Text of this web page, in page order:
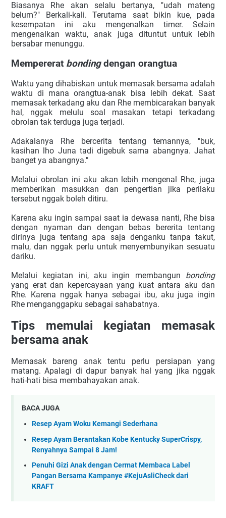
Biasanya Rhe akan selalu bertanya, "udah mateng
belum?" Berkali-kali. Terutama saat bikin kue, pada
kesempatan ini aku mengenalkan timer. Selain
mengenalkan waktu, anak juga dituntut untuk lebih
bersabar menunggu.
Mempererat bonding dengan orangtua
Waktu yang dihabiskan untuk memasak bersama adalah
waktu di mana orangtua-anak bisa lebih dekat. Saat
memasak terkadang aku dan Rhe membicarakan banyak
hal, nggak melulu soal masakan tetapi terkadang
obrolan tak terduga juga terjadi.
Adakalanya Rhe bercerita tentang temannya, "buk,
kasihan lho Juna tadi digebuk sama abangnya. Jahat
banget ya abangnya."
Melalui obrolan ini aku akan lebih mengenal Rhe, juga
memberikan masukkan dan pengertian jika perilaku
tersebut nggak boleh ditiru.
Karena aku ingin sampai saat ia dewasa nanti, Rhe bisa
dengan nyaman dan dengan bebas bererita tentang
dirinya juga tentang apa saja denganku tanpa takut,
malu, dan nggak perlu untuk menyembunyikan sesuatu
dariku.
Melalui kegiatan ini, aku ingin membangun bonding
yang erat dan kepercayaan yang kuat antara aku dan
Rhe. Karena nggak hanya sebagai ibu, aku juga ingin
Rhe menganggapku sebagai sahabatnya.
Tips memulai kegiatan memasak
bersama anak
Memasak bareng anak tentu perlu persiapan yang
matang. Apalagi di dapur banyak hal yang jika nggak
hati-hati bisa membahayakan anak.
BACA JUGA
Resep Ayam Woku Kemangi Sederhana
Resep Ayam Berantakan Kobe Kentucky SuperCrispy,
Renyahnya Sampai 8 Jam!
Penuhi Gizi Anak dengan Cermat Membaca Label
Pangan Bersama Kampanye #KejuAsliCheck dari
KRAFT